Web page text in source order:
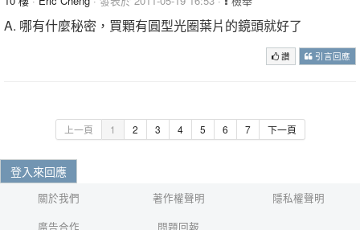
A. 哪有什麼秘密，買顆有圓型光圈葉片的鏡頭就好了
讚 引言回應
上一頁 1 2 3 4 5 6 7 下一頁
登入來回應
關於我們 著作權聲明
隱私權聲明
廣告合作
問題回報